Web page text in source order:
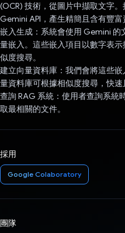
(OCR) 技術，從圖片中擷取文字
Gemini API，產生精簡且含有豐富
嵌入生成：系統會使用 Gemini 的
量嵌入。這些嵌入項目以數字表
似度搜尋。
建立向量資料庫：我們會將這些
量資料庫可根據相似度搜尋，快速
查詢 RAG 系統：使用者查詢系統
取最相關的文件。
採用
Google Colaboratory
團隊